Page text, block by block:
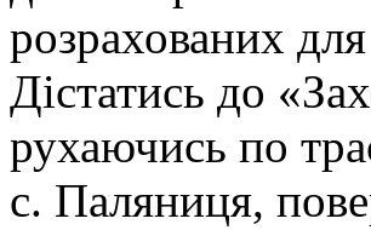
розрахованих
Дістатись до
рухаючись по
с. Паляниця,